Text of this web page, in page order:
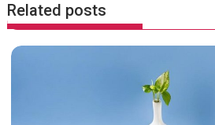
n
a
v
Related posts